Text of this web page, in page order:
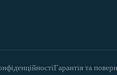
Гарантія та